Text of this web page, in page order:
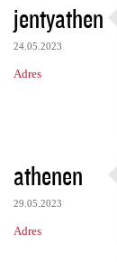
jentyathen
24.05.2023
Adres
athenen
29.05.2023
Adres